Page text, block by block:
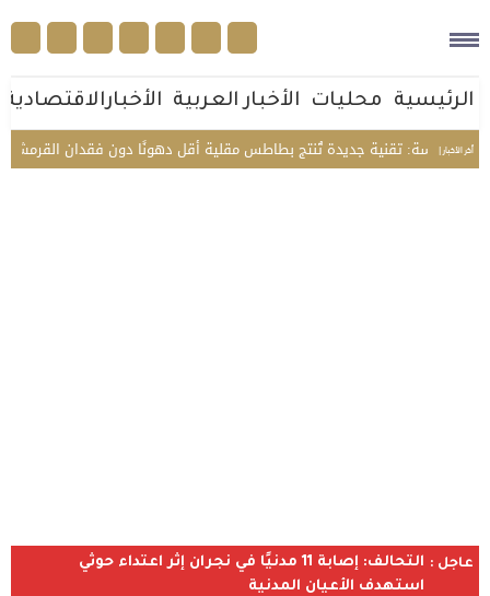
الرئيسية محليات الأخبار العربية الأخبارالاقتصادية
أخر الأخبار |
دراسة: تقنية جديدة تُنتج بطاطس مقلية أقل دهونًا دون فقدان القرمشة
عاجل :
التحالف: إصابة 11 مدنيًا في نجران إثر اعتداء حوثي
استهدف الأعيان المدنية